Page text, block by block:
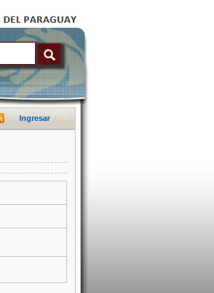
Ingresar